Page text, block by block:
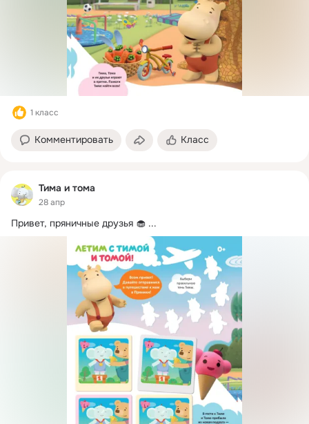
1 класс
Комментировать Класс
Тима и тома
28 апр
Привет, пряничные друзья 🧁 ...